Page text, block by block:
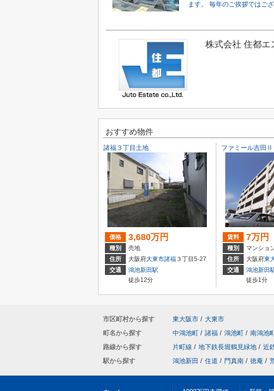
ます。 毎年のご挨拶ではご
株式会社 住都エ
おすすめ物件
諸福３丁目土地
価格 3,680万円
種別
売地
住所
大阪府大東市諸福 ３丁目5-27
交通
鴻池新田駅
徒歩12分
ファミール吉田Ⅱ
賃料 7万円
種別
マンショ
住所
大阪府東
交通
鴻池新田
徒歩1分
市区町村から探す 東大阪市 / 大東市
町名から探す
中鴻池町 / 諸福 / 鴻池町 / 南鴻池
路線から探す
片町線 / 地下鉄長堀鶴見緑地 / 近
駅から探す
鴻池新田 / 住道 / 門真南 / 徳庵 /